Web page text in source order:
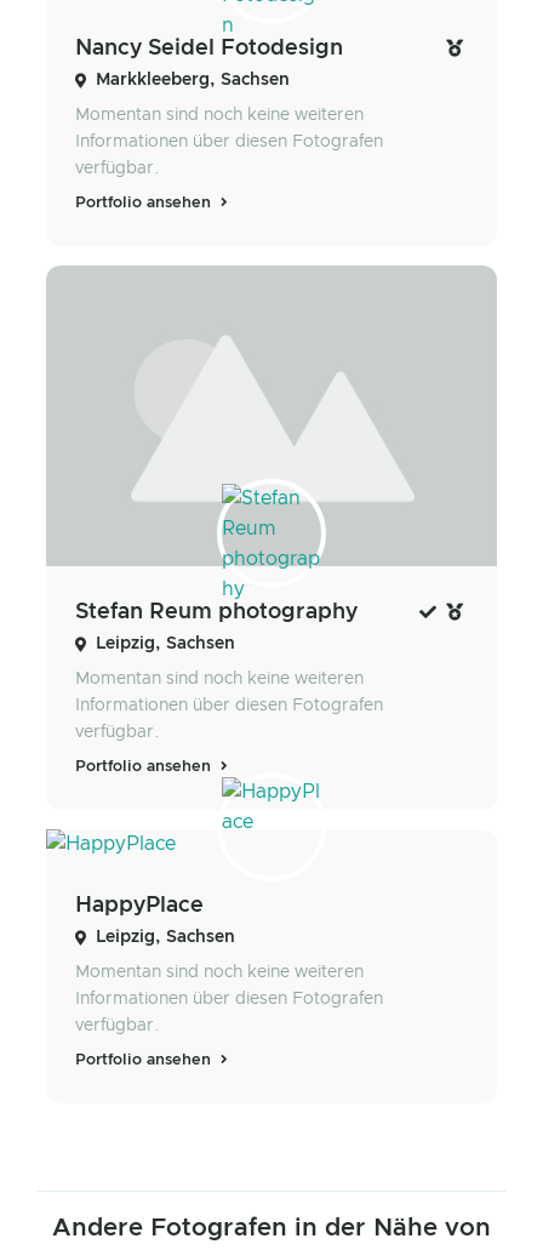
Nancy Seidel Fotodesign
Markkleeberg, Sachsen
Momentan sind noch keine weiteren
Informationen über diesen Fotografen
verfügbar.
Portfolio ansehen
Stefan Reum photography
Leipzig, Sachsen
Momentan sind noch keine weiteren
Informationen über diesen Fotografen
verfügbar.
Portfolio ansehen
HappyPlace
Leipzig, Sachsen
Momentan sind noch keine weiteren
Informationen über diesen Fotografen
verfügbar.
Portfolio ansehen
Andere Fotografen in der Nähe von